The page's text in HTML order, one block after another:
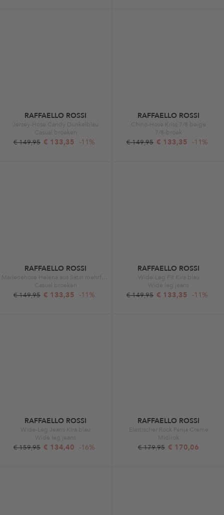
RAFFAELLO ROSSI
Jersey-Hose Candy Dunkelblau
Casual broeken
€ 149,95 € 133,35 -11%
RAFFAELLO ROSSI
Chino-Hose Kriss 7/8 beige
7/8-broek
€ 149,95 € 133,35 -11%
RAFFAELLO ROSSI
Casual broeken
€ 149,95 € 133,35 -11%
RAFFAELLO ROSSI
Wide-Leg Fit Kira blau
Wide leg jeans
€ 149,95 € 133,35 -11%
RAFFAELLO ROSSI
Wide-Leg Jeans Kira blau
Wide leg jeans
€ 159,95 € 134,40 -16%
RAFFAELLO ROSSI
Elastischer Rock Fenja Creme
Midirok
€ 179,95 € 170,06